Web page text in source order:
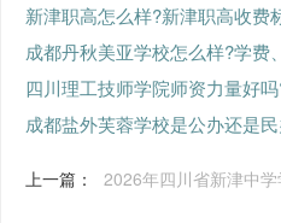
新津职高怎么样?新津职高收费
成都丹秋美亚学校怎么样?学费
四川理工技师学院师资力量好
成都盐外芙蓉学校是公办还是
上一篇： 2026年四川省新津中